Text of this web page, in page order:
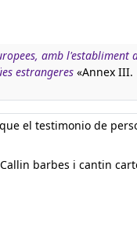
amb l'establiment
estrangeres «Annex III.
el testimonio de
barbes i cantin